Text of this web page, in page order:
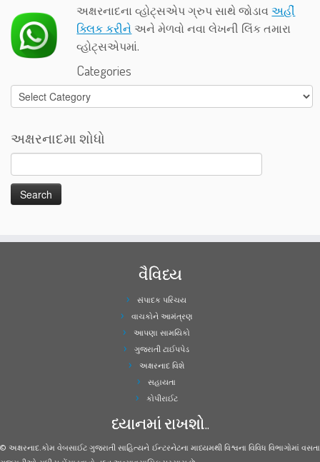
અક્ષરનાદના વ્હોટ્સએપ ગ્રુપ સાથે જોડાવઅહીં
ક્લિક કરીને અને મેળવો નવા લેખની લિંક તમારા
વ્હોટ્સએપમાં.
Categories
Categories
અક્ષરનાદમા શોધો
વૈવિધ્ય
સંપાદક પરિચય
વાચકોને આમંત્રણ
આપણા સામયિકો
ગુજરાતી ટાઈપપેડ
અક્ષરનાદ વિશે
સહાયતા
કોપીરાઈટ
ધ્યાનમાં રાખશો..
© અક્ષરનાદ.કોમ વેબસાઈટ ગુજરાતી સાહિત્યને ઈન્ટરનેટના માધ્યમથી વિશ્વના વિવિધ વિભાગોમાં વસતા